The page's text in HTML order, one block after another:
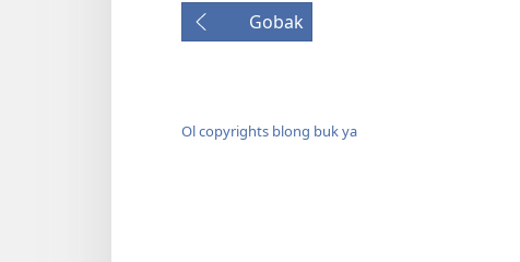
Gobak
Ol copyrights blong buk ya